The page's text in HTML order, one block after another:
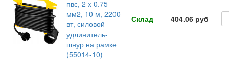
пвс, 2 x 0.75
мм2, 10 м, 2200
вт, силовой
удлинитель-
шнур на рамке
(55014-10)
Склад 404.06 руб